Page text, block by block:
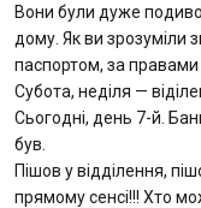
Вони були дуже
дому. Як ви зрозуміли
паспортом, за правами
Субота, неділя —
Сьогодні, день 7-й.
був.
Пішов у відділення,
прямому сенсі!!! Хто